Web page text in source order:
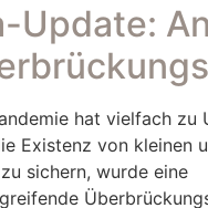
Update:
hat vielfach zu
Existenz von kleinen
sichern, wurde eine